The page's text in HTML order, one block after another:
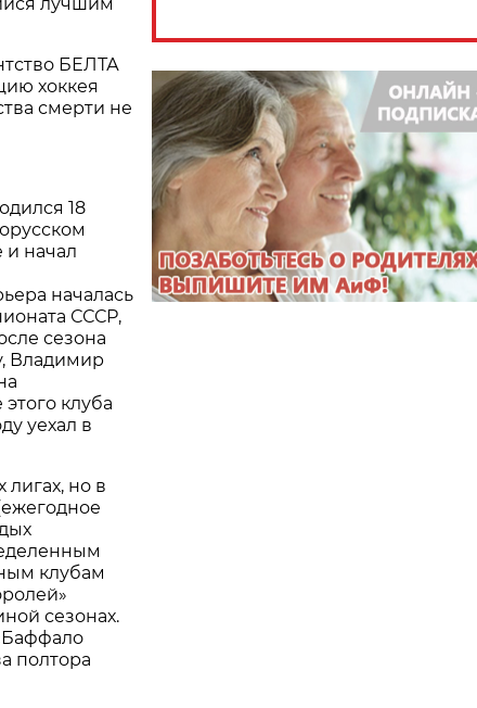
БЕЛТА
хоккея
смерти не
18
и начал
началась
СССР,
сезона
Владимир
клуба
уехал в
но в
клубам
сезонах.
полтора